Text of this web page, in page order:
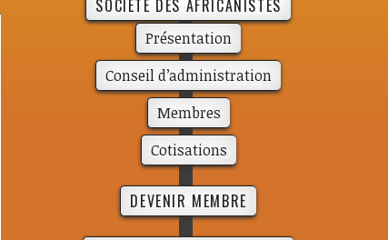
SOCIÉTÉ DES AFRICANISTES
Présen­­ta­­tion
Conseil d’administration
Membres
Cotisations
DEVENIR MEMBRE